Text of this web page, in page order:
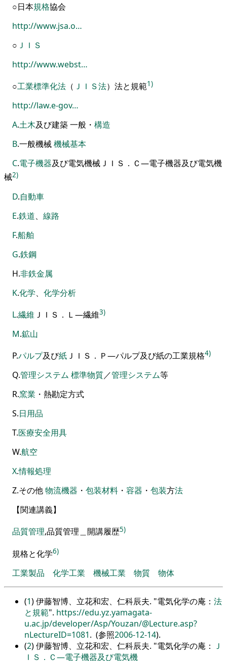
○日本規格協会
http://www.jsa.o…
○ ＪＩＳ
http://www.webst…
○工業標準化法 （ ＪＩＳ法） 法と規範1)
http://law.e-gov…
A.土木及び建築一般 ・ 構造
B.一般機械機械基本
C.電子機器及び電気機械 ＪＩＳ．Ｃ―電子機器及び電気機
械2)
D.自動車
E.鉄道、 線路
F.船舶
G.鉄鋼
H.非鉄金属
K.化学、 化学分析
L.繊維 ＪＩＳ．Ｌ―繊維3)
M.鉱山
P.パルプ及び紙 ＪＩＳ．Ｐ―パルプ及び紙の工業規格4)
Q.管理システム 標準物質／管理システム等
R.窯業 ・ 熱勘定方式
S.日用品
T.医療安全用具
W.航空
X.情報処理
Z.その他物流機器 ・ 包装材料 ・ 容器 ・ 包装方法
【関連講義】
品質管理,品質管理＿開講履歴5)
規格と化学6)
工業製品 化学工業 機械工業 物質 物体
(1) 伊藤智博、立花和宏、仁科辰夫. 電気化学の庵： 法
と規範 . https://edu.yz.yamagata-
u.ac.jp/developer/Asp/Youzan/@Lecture.asp?
nLectureID=1081. (参照2006-12-14).
(2) 伊藤智博、立花和宏、仁科辰夫. 電気化学の庵： Ｊ
ＩＳ．Ｃ―電子機器及び電気機